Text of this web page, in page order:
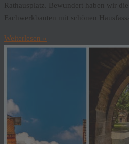
Rathausplatz. Bewundert haben wir
Fachwerkbauten mit schönen
Weiterlesen »